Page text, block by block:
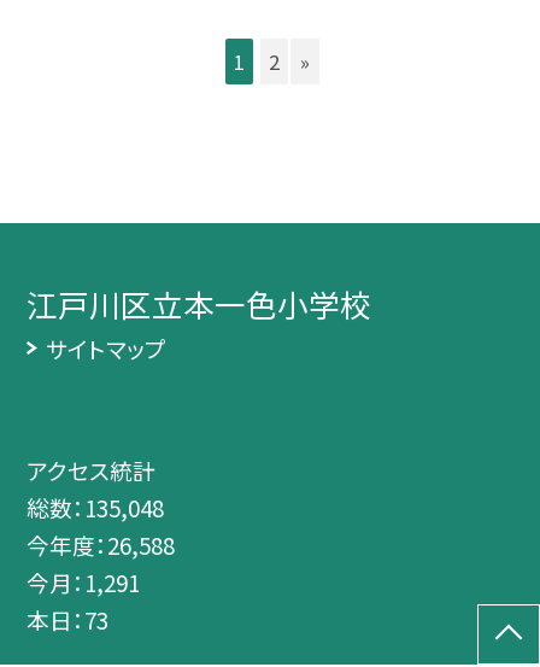
1 2 »
江戸川区立本一色小学校
サイトマップ
アクセス統計
総数： 135,048
今年度：26,588
今月： 1,291
本日：73